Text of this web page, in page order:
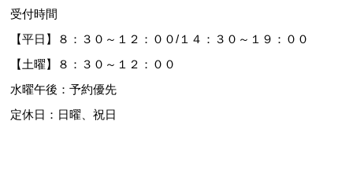
受付時間
【平日】８：３０～１２：００/１４：３０～１９：００
【土曜】８：３０～１２：００
水曜午後：予約優先
定休日：日曜、祝日